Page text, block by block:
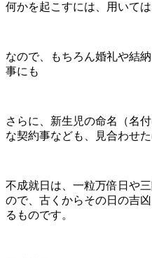
何かを起こすには、用いて
なので、もちろん婚礼や結
事にも
さらに、新生児の命名（名
な契約事なども、見合わせ
不成就日は、一粒万倍日や
ので、古くからその日の吉
るものです。